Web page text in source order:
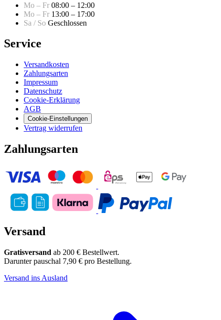
Mo – Fr 08:00 – 12:00
Mo – Fr 13:00 – 17:00
Sa / So Geschlossen
Service
Versandkosten
Zahlungsarten
Impressum
Datenschutz
Cookie-Erklärung
AGB
Cookie-Einstellungen
Vertrag widerrufen
Zahlungsarten
Versand
Gratisversand ab 200 € Bestellwert.
Darunter pauschal 7,90 € pro Bestellung.
Versand ins Ausland